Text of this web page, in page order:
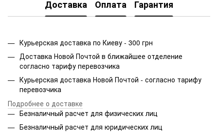
Доставка Оплата Гарантия
Курьерская доставка по Киеву - 300 грн
Доставка Новой Почтой в ближайшее отделение
согласно тарифу перевозчика
Курьерская доставка Новой Почтой - согласно тарифу
перевозчика
Подробнее о доставке
Безналичный расчет для физических лиц
Безналичный расчет для юридических лиц